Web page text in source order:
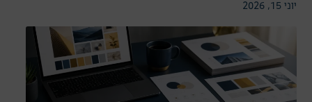
יוני 15, 2026